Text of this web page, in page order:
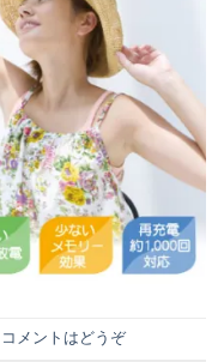
コメントはどうぞ